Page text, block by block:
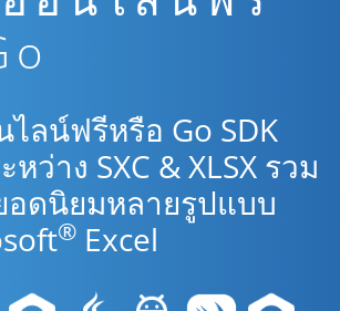
ลน์ฟรีหรือ Go SDK
หว่าง SXC & XLSX รวม
อดนิยมหลายรูปแบบ
® Excel